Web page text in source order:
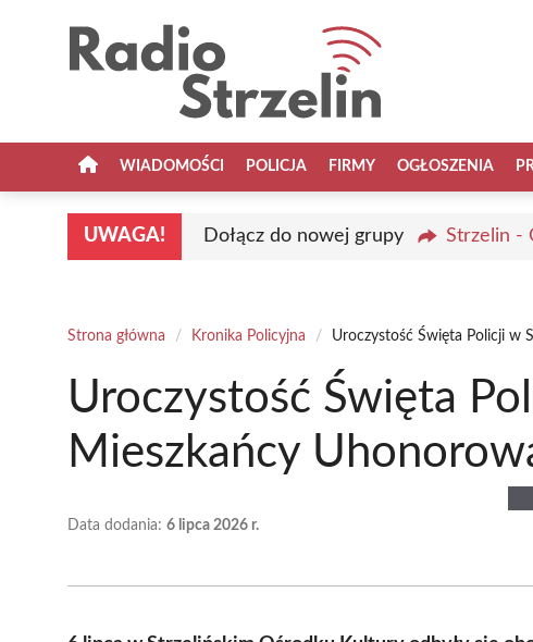
WIADOMOŚCI POLICJA FIRMY OGŁOSZENIA
UWAGA! Dołącz do nowej grupy Strzelin -
Strona główna / Kronika Policyjna / Uroczystość Święta Policji w
Uroczystość Święta
Mieszkańcy
Data dodania: 6 lipca 2026 r.